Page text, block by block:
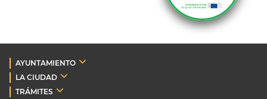
AYUNTAMIENTO
LA CIUDAD
TRÁMITES